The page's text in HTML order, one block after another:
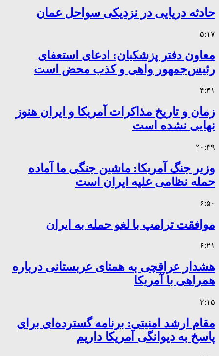
حادثه دریایی در نزدیکی سواحل عمان
۵:۱۷
معاون دفتر پزشکیان: ادعای استعفای
رئیس‌جمهور واهی و کذب محض است
۴:۴۱
زمان و تاریخ مذاکرات آمریکا و ایران هنوز
نهایی نشده است
۲۰:۳۹
وزیر جنگ آمریکا: ماشین جنگی ما آماده
حمله نظامی علیه ایران است
۶:۵۰
موافقت ترامپ با لغو حمله به ایران
۶:۲۱
هشدار عراقچی به همتای عربستانی درباره
همراهی با آمریکا
۲:۱۵
مقام ارشد امنیتی: برنامه گسترده‌ای برای
پاسخ به دیوانگی آمریکا داریم